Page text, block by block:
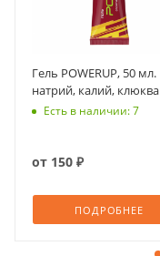
Гель POWERUP, 50 мл.
натрий, калий, клюква
Есть в наличии: 7
от 150 ₽
ПОДРОБНЕЕ